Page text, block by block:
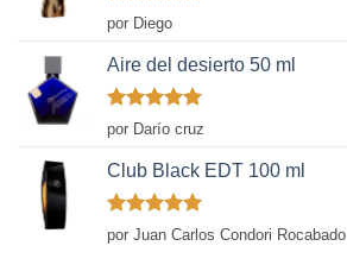
Valorado
con
de 5
por Diego
Aire del desierto 50 ml
Valorado
con
por Darío cruz
Club Black EDT 100 ml
Valorado
con
por Juan Carlos Condori Rocabado